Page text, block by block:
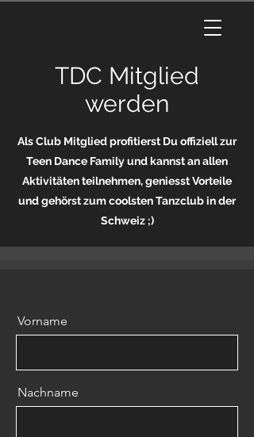
TDC Mitglied
werden
Als Club Mitglied profitierst Du offiziell zur
Teen Dance Family und kannst an allen
Aktivitäten teilnehmen, geniesst Vorteile
und gehörst zum coolsten Tanzclub in der
Schweiz ;)
Vorname
Nachname